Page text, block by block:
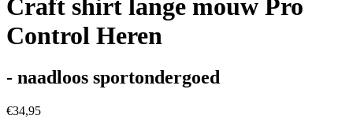
Craft shirt lange mouw Pro
Control Heren
- naadloos sportondergoed
€34,95